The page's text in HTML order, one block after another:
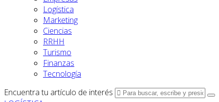
Logística
Marketing
Ciencias
RRHH
Turismo
Finanzas
Tecnología
Encuentra tu artículo de interés